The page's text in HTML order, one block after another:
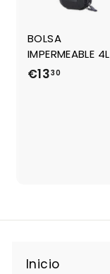
BOLSA
IMPERMEABLE 4L
€1330
Inicio